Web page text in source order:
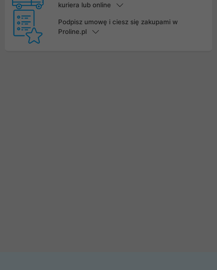
kuriera lub online
Podpisz umowę i ciesz się zakupami w
Proline.pl